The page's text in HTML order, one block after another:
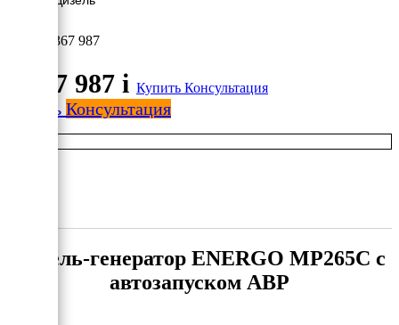
2 367 987
2 367 987 i Купить Консультация
Купить Консультация
Дизель-генератор ENERGO MP265C с
автозапуском АВР